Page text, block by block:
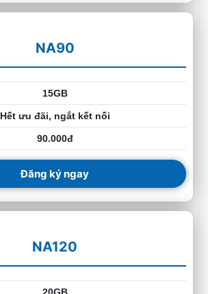
NA90
15GB
Hết ưu đãi, ngắt kết nối
90.000đ
Đăng ký ngay
NA120
20GB